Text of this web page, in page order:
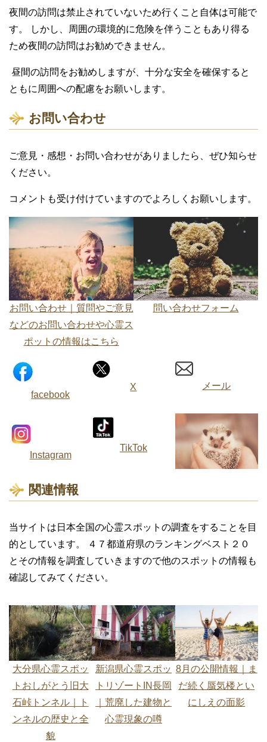
夜間の訪問は禁止されていないため行くこと自体は可能で
す。 しかし、周囲の環境的に危険を伴うこともあり得る
ため夜間の訪問はお勧めできません。
昼間の訪問をお勧めしますが、十分な安全を確保すると
ともに周囲への配慮をお願いします。
お問い合わせ
ご意見・感想・お問い合わせがありましたら、ぜひ知らせ
ください。
コメントも受け付けていますのでよろしくお願いします。
お問い合わせ｜質問やご意見
などのお問い合わせや心霊ス
ポットの情報はこちら
問い合わせフォーム
facebook
Instagram
X
TikTok
メール
関連情報
当サイトは日本全国の心霊スポットの調査をすることを目
的としています。 ４７都道府県のランキングベスト２０
とその情報を調査していきますので他のスポットの情報も
確認してみてください。
大分県心霊スポッ
トおしがとう旧大
石峠トンネル｜ト
ンネルの歴史と全
貌
新潟県心霊スポッ
トリゾートIN長岡
｜荒廃した建物と
心霊現象の噂
8月の公開情報｜ま
だ続く蜃気楼とい
にしえの面影